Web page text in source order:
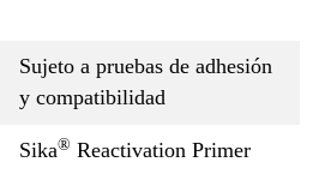
Sujeto a pruebas de adhesión
y compatibilidad
Sika® Reactivation Primer